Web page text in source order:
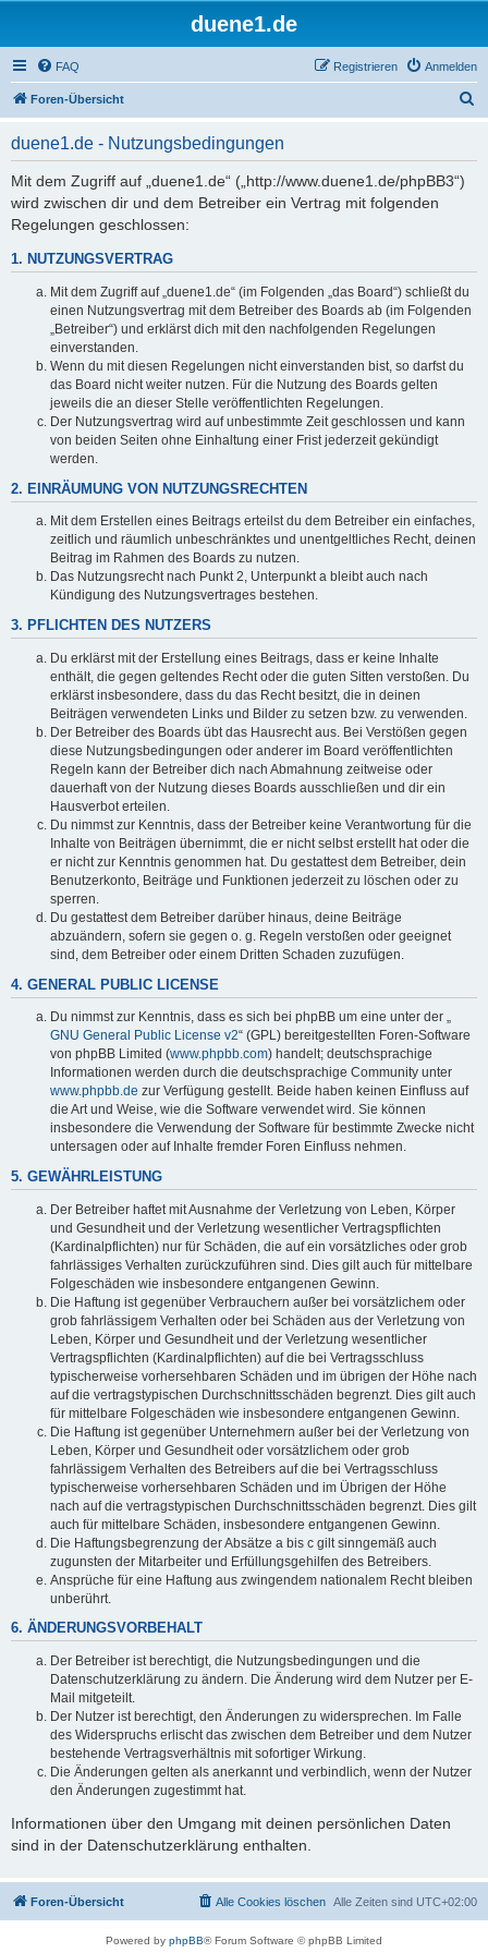
duene1.de
FAQ Anmelden
Registrieren
Foren-Übersicht
duene1.de - Nutzungsbedingungen
Mit dem Zugriff auf „duene1.de“ („http://www.duene1.de/phpBB3“)
wird zwischen dir und dem Betreiber ein Vertrag mit folgenden
Regelungen geschlossen:
1. NUTZUNGSVERTRAG
Mit dem Zugriff auf „duene1.de“ (im Folgenden „das Board“) schließt du
einen Nutzungsvertrag mit dem Betreiber des Boards ab (im Folgenden
„Betreiber“) und erklärst dich mit den nachfolgenden Regelungen
einverstanden.
Wenn du mit diesen Regelungen nicht einverstanden bist, so darfst du
das Board nicht weiter nutzen. Für die Nutzung des Boards gelten
jeweils die an dieser Stelle veröffentlichten Regelungen.
Der Nutzungsvertrag wird auf unbestimmte Zeit geschlossen und kann
von beiden Seiten ohne Einhaltung einer Frist jederzeit gekündigt
werden.
2. EINRÄUMUNG VON NUTZUNGSRECHTEN
Mit dem Erstellen eines Beitrags erteilst du dem Betreiber ein einfaches,
zeitlich und räumlich unbeschränktes und unentgeltliches Recht, deinen
Beitrag im Rahmen des Boards zu nutzen.
Das Nutzungsrecht nach Punkt 2, Unterpunkt a bleibt auch nach
Kündigung des Nutzungsvertrages bestehen.
3. PFLICHTEN DES NUTZERS
Du erklärst mit der Erstellung eines Beitrags, dass er keine Inhalte
enthält, die gegen geltendes Recht oder die guten Sitten verstoßen. Du
erklärst insbesondere, dass du das Recht besitzt, die in deinen
Beiträgen verwendeten Links und Bilder zu setzen bzw. zu verwenden.
Der Betreiber des Boards übt das Hausrecht aus. Bei Verstößen gegen
diese Nutzungsbedingungen oder anderer im Board veröffentlichten
Regeln kann der Betreiber dich nach Abmahnung zeitweise oder
dauerhaft von der Nutzung dieses Boards ausschließen und dir ein
Hausverbot erteilen.
Du nimmst zur Kenntnis, dass der Betreiber keine Verantwortung für die
Inhalte von Beiträgen übernimmt, die er nicht selbst erstellt hat oder die
er nicht zur Kenntnis genommen hat. Du gestattest dem Betreiber, dein
Benutzerkonto, Beiträge und Funktionen jederzeit zu löschen oder zu
sperren.
Du gestattest dem Betreiber darüber hinaus, deine Beiträge
abzuändern, sofern sie gegen o. g. Regeln verstoßen oder geeignet
sind, dem Betreiber oder einem Dritten Schaden zuzufügen.
4. GENERAL PUBLIC LICENSE
Du nimmst zur Kenntnis, dass es sich bei phpBB um eine unter der „
GNU General Public License v2“ (GPL) bereitgestellten Foren-Software
von phpBB Limited (www.phpbb.com) handelt; deutschsprachige
Informationen werden durch die deutschsprachige Community unter
www.phpbb.de zur Verfügung gestellt. Beide haben keinen Einfluss auf
die Art und Weise, wie die Software verwendet wird. Sie können
insbesondere die Verwendung der Software für bestimmte Zwecke nicht
untersagen oder auf Inhalte fremder Foren Einfluss nehmen.
5. GEWÄHRLEISTUNG
Der Betreiber haftet mit Ausnahme der Verletzung von Leben, Körper
und Gesundheit und der Verletzung wesentlicher Vertragspflichten
(Kardinalpflichten) nur für Schäden, die auf ein vorsätzliches oder grob
fahrlässiges Verhalten zurückzuführen sind. Dies gilt auch für mittelbare
Folgeschäden wie insbesondere entgangenen Gewinn.
Die Haftung ist gegenüber Verbrauchern außer bei vorsätzlichem oder
grob fahrlässigem Verhalten oder bei Schäden aus der Verletzung von
Leben, Körper und Gesundheit und der Verletzung wesentlicher
Vertragspflichten (Kardinalpflichten) auf die bei Vertragsschluss
typischerweise vorhersehbaren Schäden und im übrigen der Höhe nach
auf die vertragstypischen Durchschnittsschäden begrenzt. Dies gilt auch
für mittelbare Folgeschäden wie insbesondere entgangenen Gewinn.
Die Haftung ist gegenüber Unternehmern außer bei der Verletzung von
Leben, Körper und Gesundheit oder vorsätzlichem oder grob
fahrlässigem Verhalten des Betreibers auf die bei Vertragsschluss
typischerweise vorhersehbaren Schäden und im Übrigen der Höhe
nach auf die vertragstypischen Durchschnittsschäden begrenzt. Dies gilt
auch für mittelbare Schäden, insbesondere entgangenen Gewinn.
Die Haftungsbegrenzung der Absätze a bis c gilt sinngemäß auch
zugunsten der Mitarbeiter und Erfüllungsgehilfen des Betreibers.
Ansprüche für eine Haftung aus zwingendem nationalem Recht bleiben
unberührt.
6. ÄNDERUNGSVORBEHALT
Der Betreiber ist berechtigt, die Nutzungsbedingungen und die
Datenschutzerklärung zu ändern. Die Änderung wird dem Nutzer per E-
Mail mitgeteilt.
Der Nutzer ist berechtigt, den Änderungen zu widersprechen. Im Falle
des Widerspruchs erlischt das zwischen dem Betreiber und dem Nutzer
bestehende Vertragsverhältnis mit sofortiger Wirkung.
Die Änderungen gelten als anerkannt und verbindlich, wenn der Nutzer
den Änderungen zugestimmt hat.
Informationen über den Umgang mit deinen persönlichen Daten
sind in der Datenschutzerklärung enthalten.
Foren-Übersicht Alle Zeiten sind UTC+02:00
Alle Cookies löschen
Powered by phpBB® Forum Software © phpBB Limited